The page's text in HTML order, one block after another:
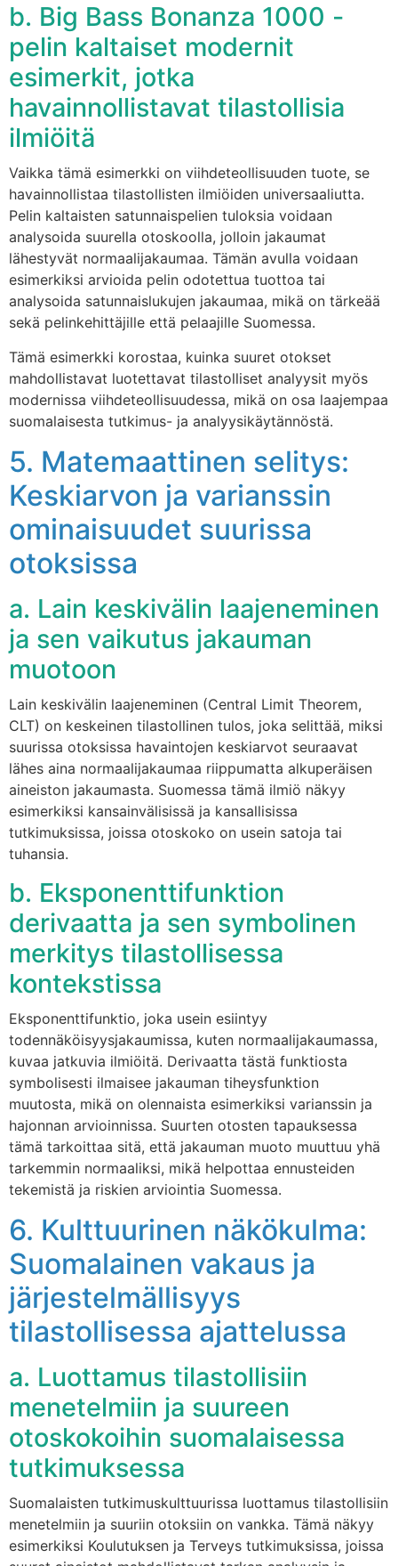
b. Big Bass Bonanza 1000 -
pelin kaltaiset modernit
esimerkit, jotka
havainnollistavat tilastollisia
ilmiöitä
Vaikka tämä esimerkki on viihdeteollisuuden tuote, se
havainnollistaa tilastollisten ilmiöiden universaaliutta.
Pelin kaltaisten satunnaispelien tuloksia voidaan
analysoida suurella otoskoolla, jolloin jakaumat
lähestyvät normaalijakaumaa. Tämän avulla voidaan
esimerkiksi arvioida pelin odotettua tuottoa tai
analysoida satunnaislukujen jakaumaa, mikä on tärkeää
sekä pelinkehittäjille että pelaajille Suomessa.
Tämä esimerkki korostaa, kuinka suuret otokset
mahdollistavat luotettavat tilastolliset analyysit myös
modernissa viihdeteollisuudessa, mikä on osa laajempaa
suomalaisesta tutkimus- ja analyysikäytännöstä.
5. Matemaattinen selitys:
Keskiarvon ja varianssin
ominaisuudet suurissa
otoksissa
a. Lain keskivälin laajeneminen
ja sen vaikutus jakauman
muotoon
Lain keskivälin laajeneminen (Central Limit Theorem,
CLT) on keskeinen tilastollinen tulos, joka selittää, miksi
suurissa otoksissa havaintojen keskiarvot seuraavat
lähes aina normaalijakaumaa riippumatta alkuperäisen
aineiston jakaumasta. Suomessa tämä ilmiö näkyy
esimerkiksi kansainvälisissä ja kansallisissa
tutkimuksissa, joissa otoskoko on usein satoja tai
tuhansia.
b. Eksponenttifunktion
derivaatta ja sen symbolinen
merkitys tilastollisessa
kontekstissa
Eksponenttifunktio, joka usein esiintyy
todennäköisyysjakaumissa, kuten normaalijakaumassa,
kuvaa jatkuvia ilmiöitä. Derivaatta tästä funktiosta
symbolisesti ilmaisee jakauman tiheysfunktion
muutosta, mikä on olennaista esimerkiksi varianssin ja
hajonnan arvioinnissa. Suurten otosten tapauksessa
tämä tarkoittaa sitä, että jakauman muoto muuttuu yhä
tarkemmin normaaliksi, mikä helpottaa ennusteiden
tekemistä ja riskien arviointia Suomessa.
6. Kulttuurinen näkökulma:
Suomalainen vakaus ja
järjestelmällisyys
tilastollisessa ajattelussa
a. Luottamus tilastollisiin
menetelmiin ja suureen
otoskokoihin suomalaisessa
tutkimuksessa
Suomalaisten tutkimuskulttuurissa luottamus tilastollisiin
menetelmiin ja suuriin otoksiin on vankka. Tämä näkyy
esimerkiksi Koulutuksen ja Terveys tutkimuksissa, joissa